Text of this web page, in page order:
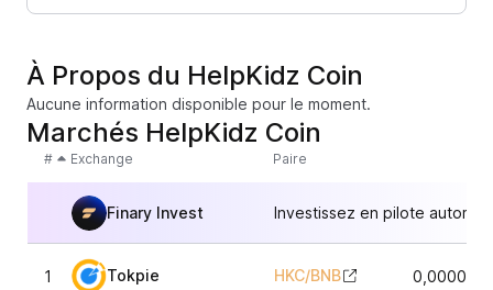
À Propos du HelpKidz Coin
Aucune information disponible pour le moment.
Marchés HelpKidz Coin
# Exchange Paire
Finary Invest Investissez en pilote
1 Tokpie HKC/BNB